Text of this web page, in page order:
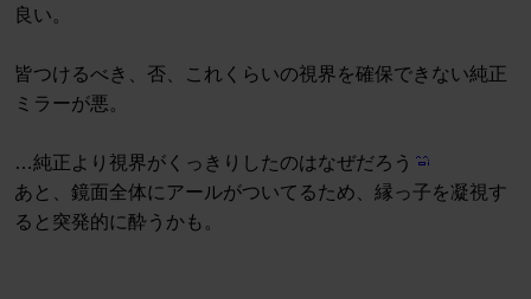
良い。
皆つけるべき、否、これくらいの視界を確保できない純正
ミラーが悪。
…純正より視界がくっきりしたのはなぜだろう
あと、鏡面全体にアールがついてるため、縁っ子を凝視す
ると突発的に酔うかも。